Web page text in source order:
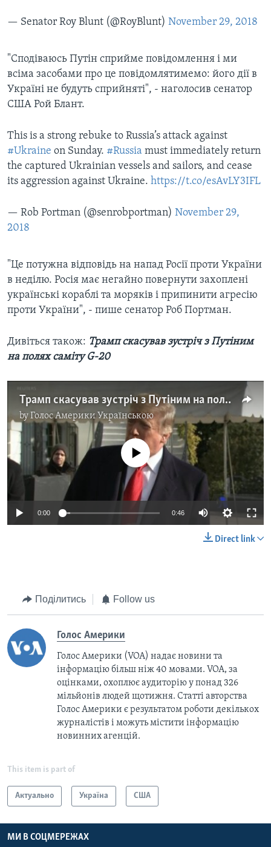
— Senator Roy Blunt (@RoyBlunt) November 29, 2018
"Сподіваюсь Путін сприйме повідомлення і ми
всіма засобами про це повідомлятимемо: його дії в
Україні не будуть сприйняті", - наголосив сенатор
США Рой Блант.
This is a strong rebuke to Russia’s attack against
#Ukraine on Sunday. #Russia must immediately return
the captured Ukrainian vessels and sailors, and cease
its aggression against Ukraine. https://t.co/esAvLY3IFL
— Rob Portman (@senrobportman) November 29,
2018
"Це потужна відповідь на напад Росії проти України
в неділю. Росія має негайно повернути захоплені
українські кораблі та моряків і припинити агресію
проти України", - пише сенатор Роб Портман.
Дивіться також: Трамп скасував зустріч з Путіним
на полях саміту G-20
Трамп скасував зустріч з Путіним на полях саміту G-20. Відео
byГолос Америки Українською
No media source currently available
0:00 0:46
Direct link
Поділитись Follow us
Голос Америки
Голос Америки (VOA) надає новини та
інформацію більш ніж 40 мовами. VOA, за
оцінками, охоплює аудиторію у понад 326
мільйонів людей щотижня. Статті авторства
Голос Америки є результатом роботи декількох
журналістів і можуть містити інформацію
новинних агенцій.
This item is part of
Актуально Україна США
МИ В СОЦМЕРЕЖАХ